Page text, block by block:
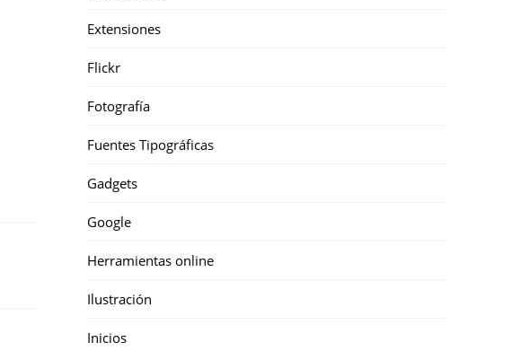
Extensiones
Flickr
Fotografía
Fuentes Tipográficas
Gadgets
Google
Herramientas online
Ilustración
Inicios